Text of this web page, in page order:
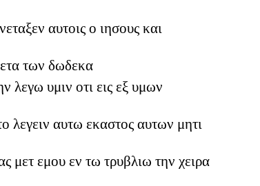
αυτοις ο ιησους και
των δωδεκα
λεγω υμιν οτι εις εξ υμων
λεγειν αυτω εκαστος αυτων μητι
μετ εμου εν τω τρυβλιω την χειρα